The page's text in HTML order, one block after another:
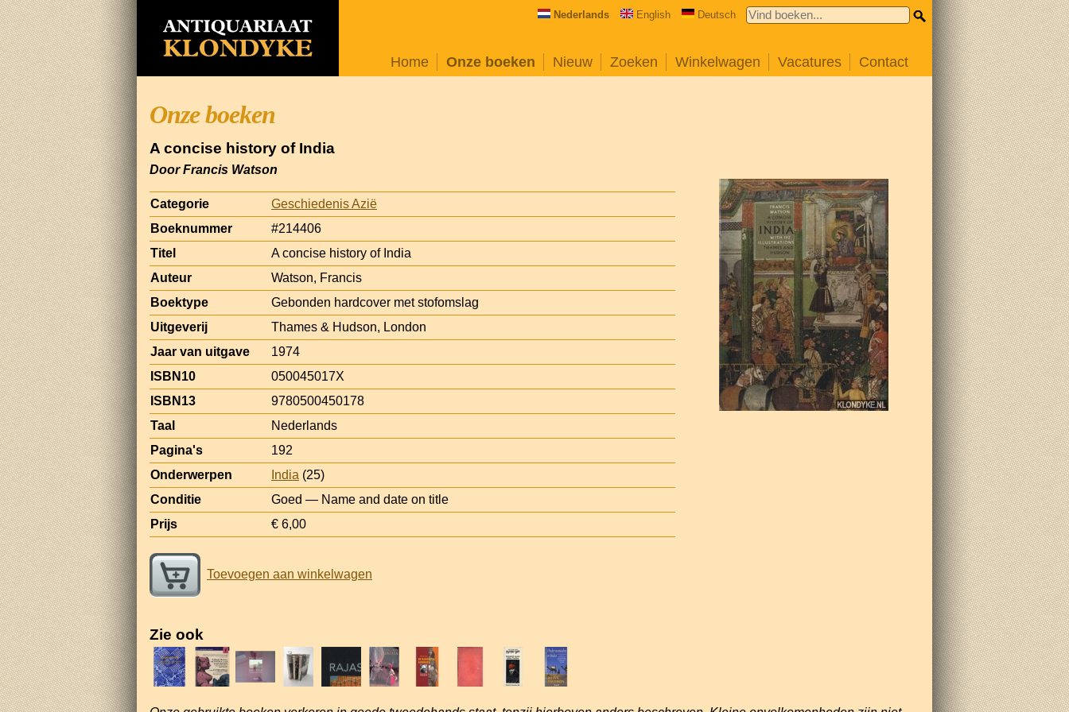
Nederlands English Deutsch
Home Onze boeken Nieuw Zoeken Winkelwagen Vacatures Contact
Onze boeken
A concise history of India
Door Francis Watson
Categorie
Geschiedenis Azië
Boeknummer
#214406
Titel
A concise history of India
Auteur
Watson, Francis
Boektype
Gebonden hardcover met stofomslag
Uitgeverij
Thames & Hudson, London
Jaar van uitgave
1974
ISBN10
050045017X
ISBN13
9780500450178
Taal
Nederlands
Pagina's
192
Onderwerpen
India (25)
Conditie
Goed — Name and date on title
Prijs
€ 6,00
Toevoegen aan winkelwagen
Zie ook